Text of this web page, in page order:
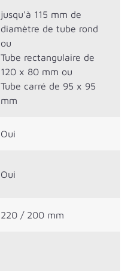
jusqu'à 115 mm de
diamètre de tube rond
ou
Tube rectangulaire de
120 x 80 mm ou
Tube carré de 95 x 95
mm
Oui
Oui
220 / 200 mm